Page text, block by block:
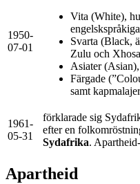
1950-
07-01
Vita (White),
Svarta (Black,
Zulu och
Asiater
Färgade
samt kapmalajer
1961-
05-31
förklarade sig
efter en
Sydafrika.
Apartheid